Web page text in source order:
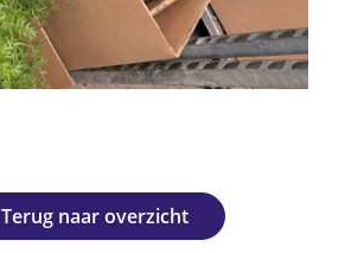
Terug naar overzicht